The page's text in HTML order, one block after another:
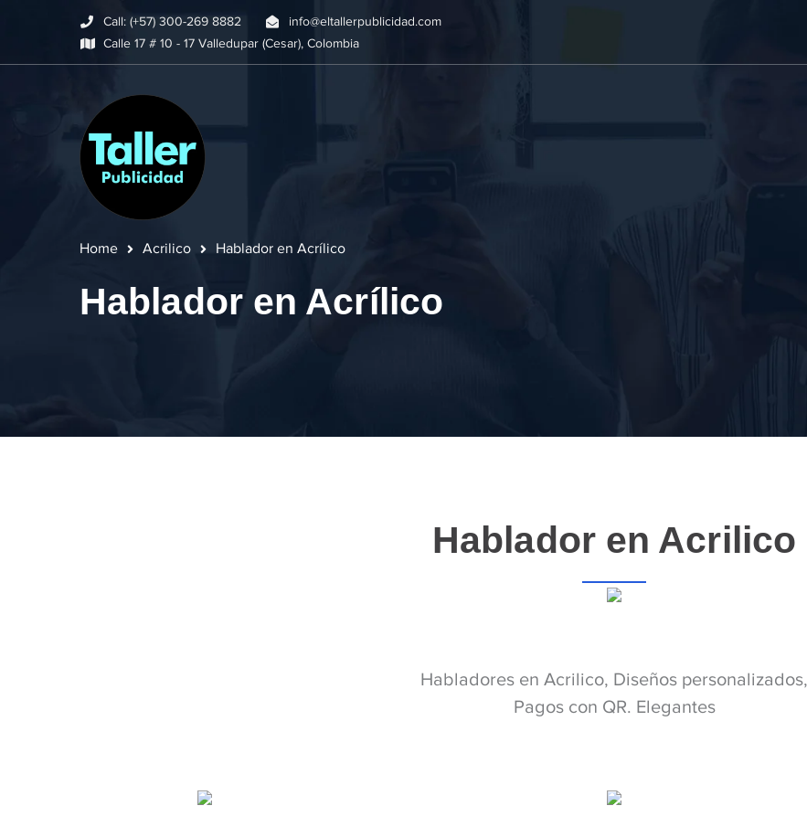
Call: (+57) 300-269 8882
info@eltallerpublicidad.com
Calle 17 # 10 - 17 Valledupar (Cesar), Colombia
Home Acrilico Hablador en Acrílico
Hablador en Acrílico
Hablador en Acrilico
Habladores en Acrilico, Diseños personalizados,
Pagos con QR. Elegantes